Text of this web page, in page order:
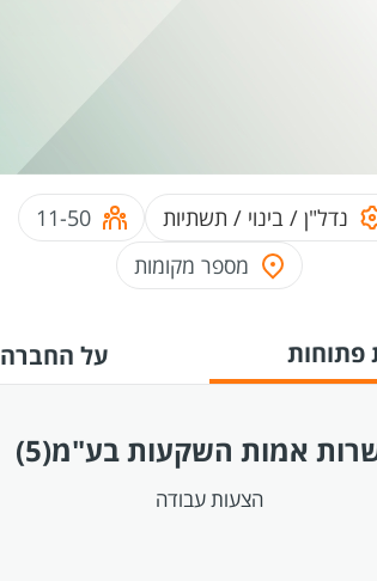
נדל"ן / בינוי / תשתיות
11-50
מספר מקומות
פתוחות על החברה
אמות השקעות בע"מ(5)
הצעות עבודה